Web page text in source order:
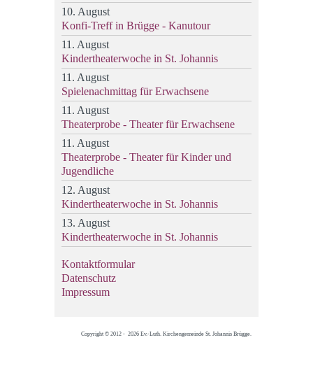
10. August
Konfi-Treff in Brügge - Kanutour
11. August
Kindertheaterwoche in St. Johannis
11. August
Spielenachmittag für Erwachsene
11. August
Theaterprobe - Theater für Erwachsene
11. August
Theaterprobe - Theater für Kinder und
Jugendliche
12. August
Kindertheaterwoche in St. Johannis
13. August
Kindertheaterwoche in St. Johannis
Kontaktformular
Datenschutz
Impressum
Copyright © 2012 - 2026 Ev.-Luth. Kirchengemeinde St. Johannis Brügge.